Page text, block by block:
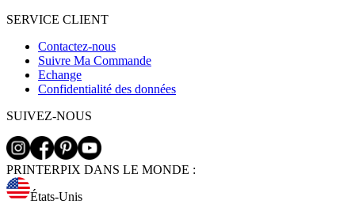
SERVICE CLIENT
Contactez-nous
Suivre Ma Commande
Echange
Confidentialité des données
SUIVEZ-NOUS
PRINTERPIX DANS LE MONDE :
États-Unis